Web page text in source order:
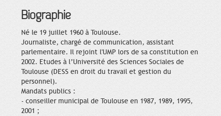
Biographie
Né le 19 juillet 1960 à Toulouse.
Journaliste, chargé de communication, assistant
parlementaire. Il rejoint l'UMP lors de sa constitution en
2002. Etudes à l’Université des Sciences Sociales de
Toulouse (DESS en droit du travail et gestion du
personnel).
Mandats publics :
- conseiller municipal de Toulouse en 1987, 1989, 1995,
2001 ;